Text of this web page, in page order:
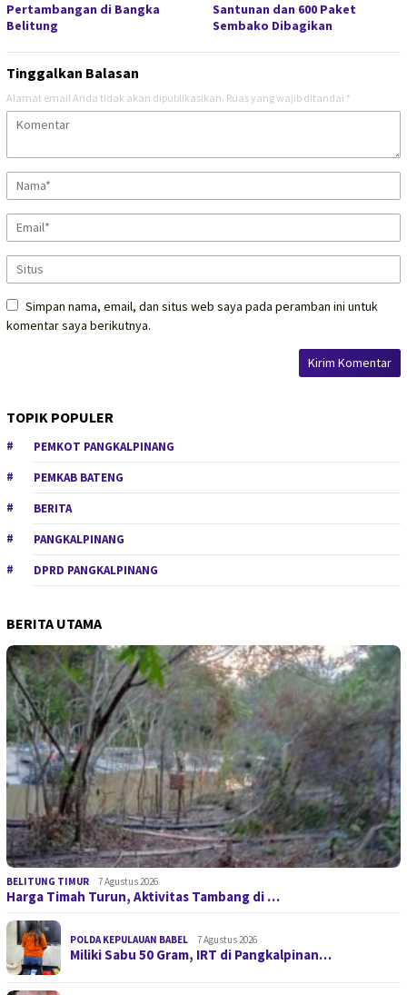
Pertambangan di Bangka
Belitung
Santunan dan 600 Paket
Sembako Dibagikan
Tinggalkan Balasan
Alamat email Anda tidak akan dipublikasikan. Ruas yang wajib ditandai *
Simpan nama, email, dan situs web saya pada peramban ini untuk
komentar saya berikutnya.
TOPIK POPULER
PEMKOT PANGKALPINANG
PEMKAB BATENG
BERITA
PANGKALPINANG
DPRD PANGKALPINANG
BERITA UTAMA
BELITUNG TIMUR 7 Agustus 2026
Harga Timah Turun, Aktivitas Tambang di …
POLDA KEPULAUAN BABEL 7 Agustus 2026
Miliki Sabu 50 Gram, IRT di Pangkalpinan…